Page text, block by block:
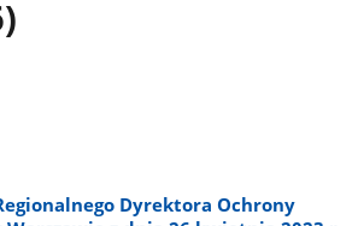
Dyrektora Ochrony